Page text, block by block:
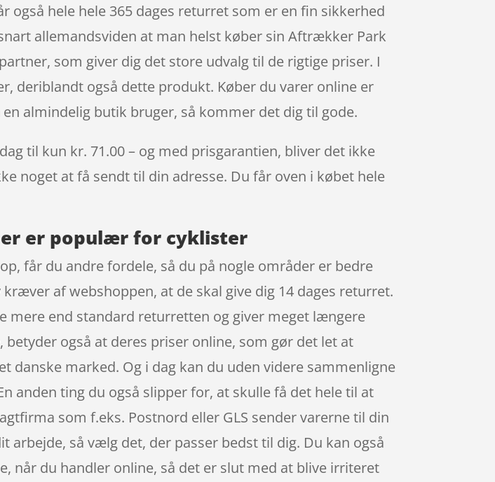
hele hele 365 dages returret som er en fin sikkerhed
allemandsviden at man helst køber sin Aftrækker Park
som giver dig det store udvalg til de rigtige priser. I
deriblandt også dette produkt. Køber du varer online er
almindelig butik bruger, så kommer det dig til gode.
til kun kr. 71.00 – og med prisgarantien, bliver det ikke
noget at få sendt til din adresse. Du får oven i købet hele
er populær for cyklister
får du andre fordele, så du på nogle områder er bedre
af webshoppen, at de skal give dig 14 dages returret.
mere end standard returretten og giver meget længere
også at deres priser online, som gør det let at
danske marked. Og i dag kan du uden videre sammenligne
anden ting du også slipper for, at skulle få det hele til at
som f.eks. Postnord eller GLS sender varerne til din
arbejde, så vælg det, der passer bedst til dig. Du kan også
når du handler online, så det er slut med at blive irriteret